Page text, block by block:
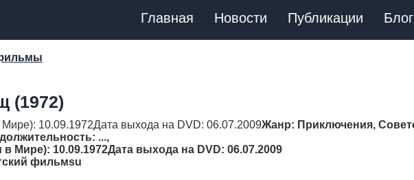
Главная Новости Публикации Блог
(1972)
10.09.1972Дата выхода на DVD: 06.07.2009Жанр: Приключения,
: ...,
Мире): 10.09.1972Дата выхода на DVD: 06.07.2009
фильмsu